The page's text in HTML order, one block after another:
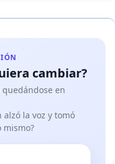
cambiar?
en
la voz y tomó
mismo?